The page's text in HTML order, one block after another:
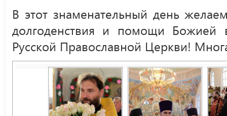
В этот знаменательный день
долгоденствия и помощи Божией
Русской Православной Церкви!